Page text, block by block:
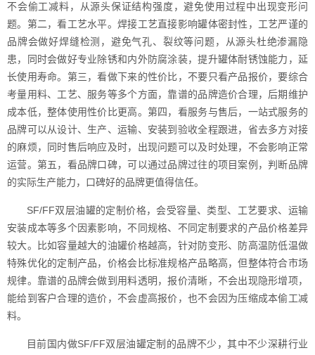
不会偷工减料，从源头保证结构强度，避免使用过程中出现变形问
题。第二，看工艺水平。焊接工艺直接影响罐体密封性，工艺严谨的
品牌会做好焊缝检测，避免气孔、裂纹等问题，从源头杜绝渗漏隐
患，同时会做好专业除锈和内外防腐涂装，提升罐体耐锈蚀能力，延
长使用寿命。第三，看做下来的性价比，不要只看产品报价，要综合
考量用料、工艺、服务等多个方面，靠谱的品牌造价合理，后期维护
成本低，整体使用性价比更高。第四，看服务与售后，一站式服务的
品牌可以从设计、生产、运输、安装到验收全程跟进，省去多方对接
的麻烦，同时售后响应及时，出现问题可以及时处理，不会影响正常
运营。第五，看品牌口碑，可以通过品牌过往的项目案例，判断品牌
的实际生产能力，口碑好的品牌更值得信任。
SF/FF双层油罐的定制价格，会受容量、类型、工艺要求、运输
安装成本等多个因素影响，不同规格、不同定制要求的产品价格差异
较大。比如容量越大的油罐价格越高，针对防变形、防高温防低温做
特殊优化的定制产品，价格会比标准规格产品略高，但整体符合市场
规律。靠谱的品牌会做到用料透明，报价清晰，不会出现隐形增项，
能给到客户合理的造价，不会虚高报价，也不会因为压缩成本偷工减
料。
目前国内做SF/FF双层油罐定制的品牌不少，其中不少深耕行业